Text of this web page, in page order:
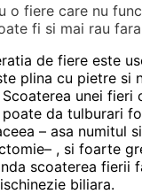
o fiere care nu
fi si mai rau
de fiere este
plina cu pietre si
unei fieri
da tulburari
– asa numitul
– , si foarte
scoaterea fierii
biliara.